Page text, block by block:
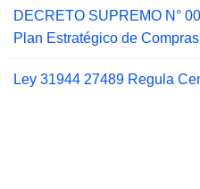
DECRETO SUPREMO N°
Plan Estratégico de
Ley 31944 27489 Regula